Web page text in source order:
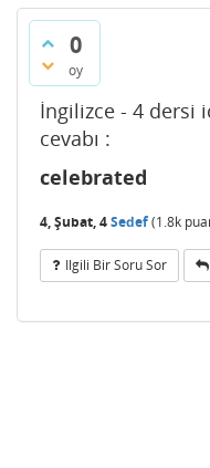
0
oy
İngilizce - 4 dersi
cevabı :
celebrated
4, Şubat, 4Sedef(1.8k
Ilgili Bir Soru Sor